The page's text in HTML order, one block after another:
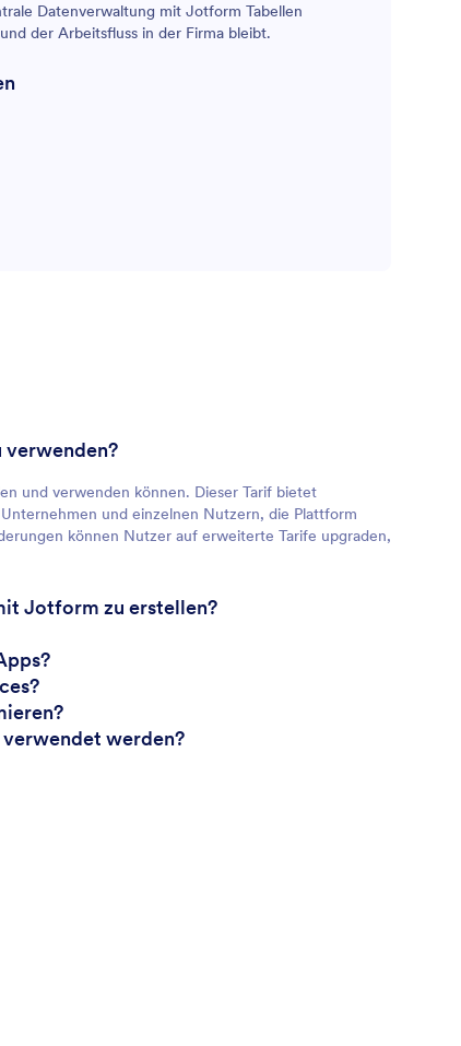
Datenverwaltung mit Jotform Tabellen
der Arbeitsfluss in der Firma bleibt.
verwenden?
und verwenden können. Dieser Tarif bietet
und einzelnen Nutzern, die Plattform
können Nutzer auf erweiterte Tarife upgraden,
Jotform zu erstellen?
werden?